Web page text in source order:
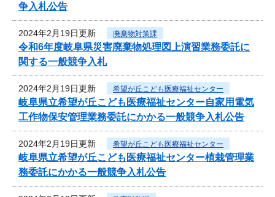
争入札公告
2024年2月19日更新 廃棄物対策課
令和6年度岐阜県災害廃棄物処理図上演習業務委託に
関する一般競争入札
2024年2月19日更新 希望が丘こども医療福祉センター
岐阜県立希望が丘こども医療福祉センター自家用電気
工作物保安管理業務委託にかかる一般競争入札公告
2024年2月19日更新 希望が丘こども医療福祉センター
岐阜県立希望が丘こども医療福祉センター植栽管理業
務委託にかかる一般競争入札公告